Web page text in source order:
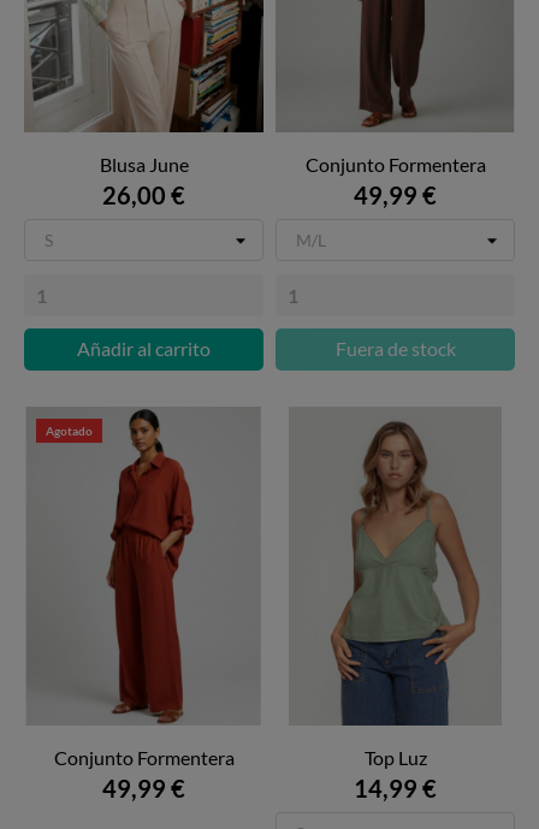
Blusa June
26,00 €
Añadir al carrito
Conjunto Formentera
49,99 €
Fuera de stock
Agotado
Conjunto Formentera
49,99 €
Top Luz
14,99 €